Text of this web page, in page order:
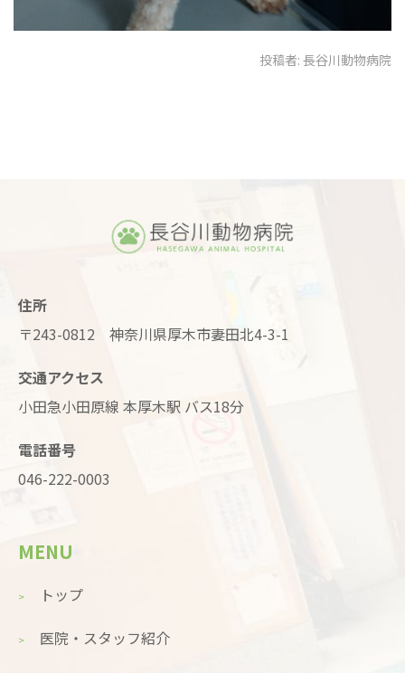
投稿者: 長谷川動物病院
住所
〒243-0812 神奈川県厚木市妻田北4-3-1
交通アクセス
小田急小田原線 本厚木駅 バス18分
電話番号
046-222-0003
MENU
トップ
医院・スタッフ紹介